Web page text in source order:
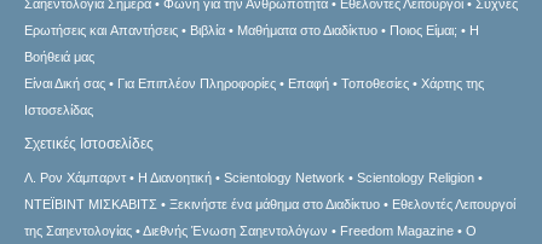
Σαηεντολογία Σήμερα
Φωνή για την Ανθρωπότητα Εθελοντές Λειτουργοί
Συχνές
Ερωτήσεις και Απαντήσεις
Βιβλία Μαθήματα στο Διαδίκτυο Ποιος Είμαι;
Η
Βοήθειά μας
Είναι Δική σας
Για Επιπλέον Πληροφορίες Επαφή Τοποθεσίες
Χάρτης της
Ιστοσελίδας
Σχετικές Ιστοσελίδες
Λ. Ρον Χάμπαρντ Η Διανοητική Scientology Network
Scientology Religion
ΝΤΕΪΒΙΝΤ ΜΙΣΚAΒΙΤΣ
Ξεκινήστε ένα μάθημα στο Διαδίκτυο
Εθελοντές Λειτουργοί
της Σαηεντολογίας
Διεθνής Ένωση Σαηεντολόγων Freedom Magazine
Ο